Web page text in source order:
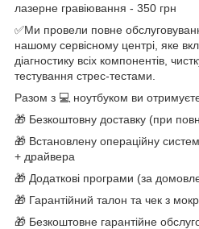
лазерне гравіювання - 350 грн
✅Ми провели повне
нашому сервісному центрі, яке
діагностику всіх компонентів,
тестування стрес-тестами.
Разом з 💻 ноутбуком ви
🎁 Безкоштовну доставку (при
🎁 Встановлену операційну
+ драйвера
🎁 Додаткові програми (за
🎁 Гарантійний талон та чек з
🎁 Безкоштовне гарантійне